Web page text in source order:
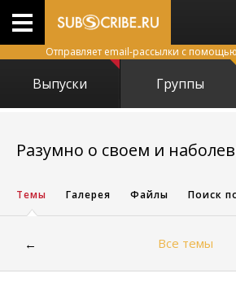
Отправляет email-рассылки с
Выпуски Группы
Разумно о своем и
Темы Галерея Файлы Поиск
← Все темы